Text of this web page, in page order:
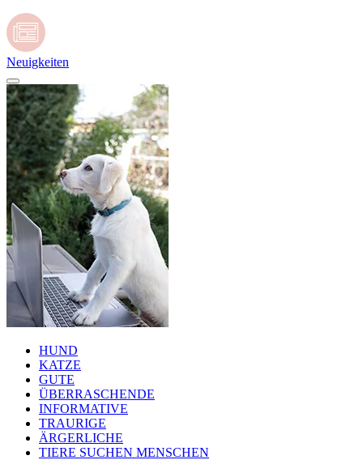
Neuigkeiten
HUND
KATZE
GUTE
ÜBERRASCHENDE
INFORMATIVE
TRAURIGE
ÄRGERLICHE
TIERE SUCHEN MENSCHEN